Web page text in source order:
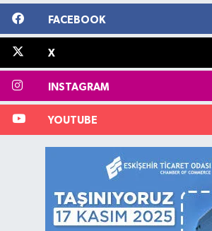
FACEBOOK
X
INSTAGRAM
YOUTUBE